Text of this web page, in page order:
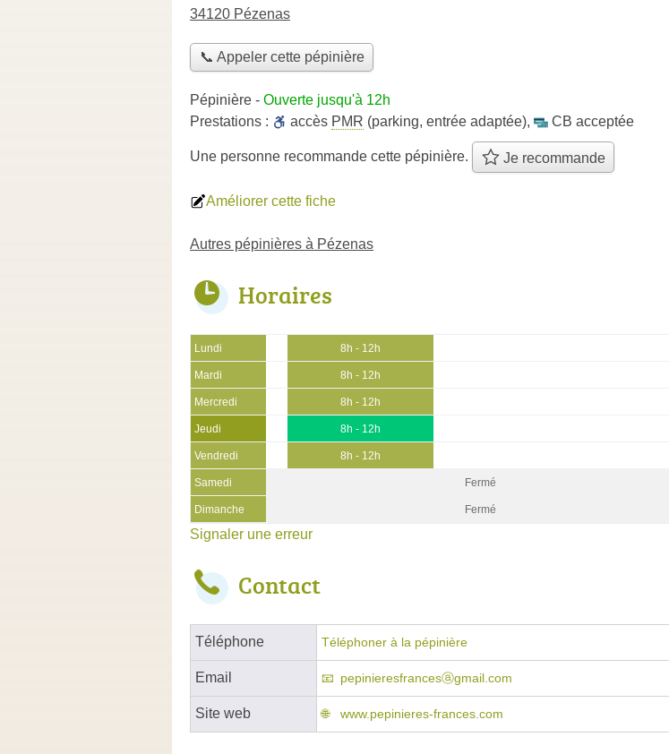
34120 Pézenas
📞 Appeler cette pépinière
Pépinière - Ouverte jusqu'à 12h
Prestations :
accès PMR (parking, entrée adaptée), CB acceptée
Une personne recommande cette pépinière. Je recommande
Améliorer cette fiche
Autres pépinières à Pézenas
Horaires
Lundi 8h - 12h
Mardi 8h - 12h
Mercredi 8h - 12h
Jeudi 8h - 12h
Vendredi 8h - 12h
Samedi Fermé
Dimanche Fermé
Signaler une erreur
Contact
Téléphone Téléphoner à la pépinière
Email pepinieresfrancesⓐgmail.com
Site web www.pepinieres-frances.com